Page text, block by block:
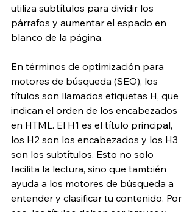
utiliza subtítulos para dividir los
párrafos y aumentar el espacio en
blanco de la página.
En términos de optimización para
motores de búsqueda (SEO), los
títulos son llamados etiquetas H, que
indican el orden de los encabezados
en HTML. El H1 es el título principal,
los H2 son los encabezados y los H3
son los subtítulos. Esto no solo
facilita la lectura, sino que también
ayuda a los motores de búsqueda a
entender y clasificar tu contenido. Por